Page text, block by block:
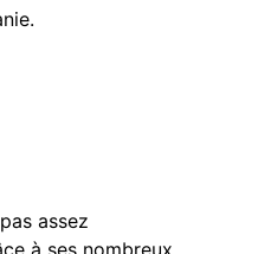
assez
à ses nombreux